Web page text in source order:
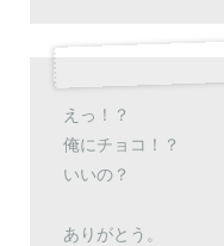
えっ！？
俺にチョコ！？
いいの？
ありがとう。